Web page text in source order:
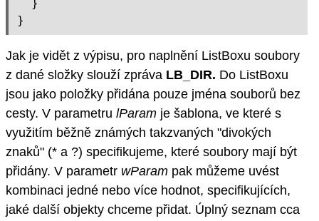
  }
Jak je vidět z výpisu, pro naplnění ListBoxu soubory
z dané složky slouží zpráva LB_DIR. Do ListBoxu
jsou jako položky přidána pouze jména souborů bez
cesty. V parametru lParam je šablona, ve které s
využitím běžně známých takzvaných "divokých
znaků" (* a ?) specifikujeme, které soubory mají být
přidány. V parametr wParam pak můžeme uvést
kombinaci jedné nebo více hodnot, specifikujících,
jaké další objekty chceme přidat. Úplný seznam cca